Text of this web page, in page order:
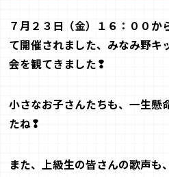
７月２３日（金）１６：００か
て開催されました、 みなみ野キ
会を観てきました❢
小さなお子さんたちも、一生懸
たね❢
また、上級生の皆さんの歌声も